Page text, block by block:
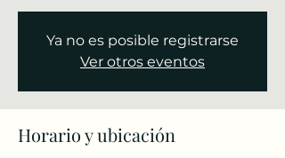
Ya no es posible registrarse
Ver otros eventos
Horario y ubicación